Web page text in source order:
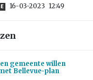
16-03-2023 12:49
gemeente willen
Bellevue-plan